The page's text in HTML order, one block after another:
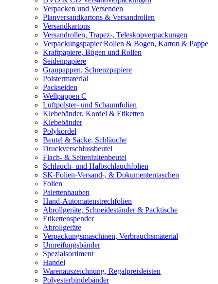
Verpacken und Versenden
Planversandkartons & Versandrollen
Versandkartons
Versandrollen, Trapez-, Teleskopverpackungen
Verpackungspapier Rollen & Bogen, Karton & Pappe
Kraftpapiere, Bögen und Rollen
Seidenpapiere
Graupappen, Schrenzpapiere
Polstermaterial
Packseiden
Wellpappen C
Luftpolster- und Schaumfolien
Klebebänder, Kordel & Etiketten
Klebebänder
Polykordel
Beutel & Säcke, Schläuche
Druckverschlussbeutel
Flach- & Seitenfaltenbeutel
Schlauch- und Halbschlauchfolien
SK-Folien-Versand-, & Dokumententaschen
Folien
Palettenhauben
Hand-Automatenstrechfolien
Abrollgeräte, Schneideständer & Packtische
Etikettenspender
Abrollgeräte
Verpackungsmaschinen, Verbrauchsmaterial
Umreifungsbänder
Spezialsortiment
Handel
Warenauszeichnung, Regalpreisleisten
Polyesterbindebänder